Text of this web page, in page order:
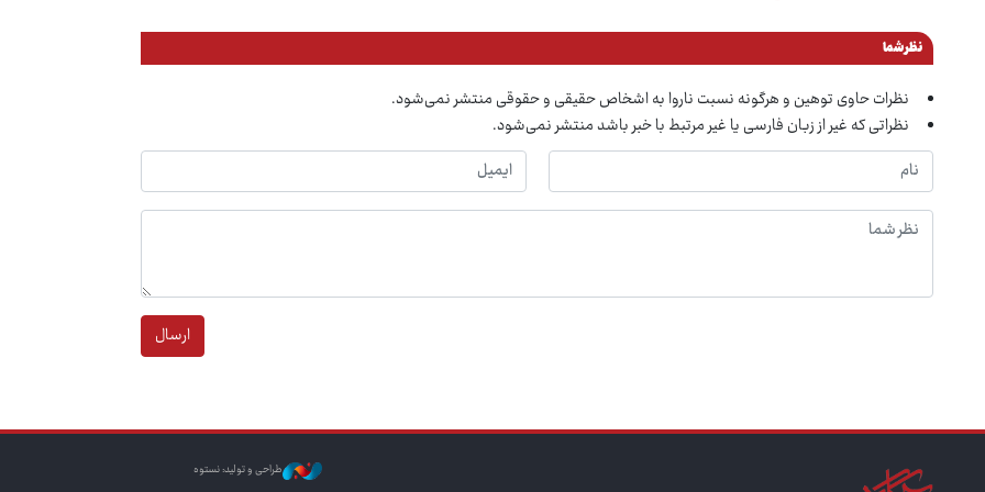
نظر شما
نظرات حاوی توهین و هرگونه نسبت ناروا به اشخاص حقیقی و حقوقی منتشر نمی‌شود.
نظراتی که غیر از زبان فارسی یا غیر مرتبط با خبر باشد منتشر نمی‌شود.
ارسال
طراحی و تولید: نستوه